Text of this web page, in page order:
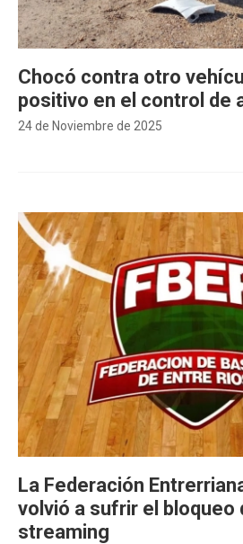
24 de Noviembre de 2025
Chocó contra otro
positivo en el control de
La Federación
volvió a sufrir el bloqueo
streaming